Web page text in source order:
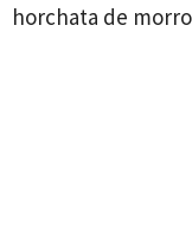
horchata de